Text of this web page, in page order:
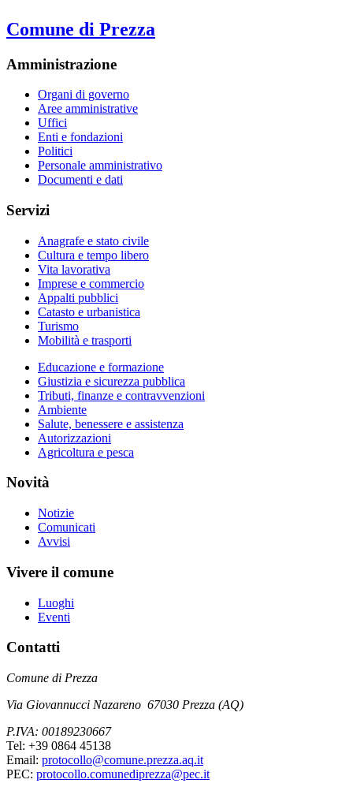
Comune di Prezza
Amministrazione
Organi di governo
Aree amministrative
Uffici
Enti e fondazioni
Politici
Personale amministrativo
Documenti e dati
Servizi
Anagrafe e stato civile
Cultura e tempo libero
Vita lavorativa
Imprese e commercio
Appalti pubblici
Catasto e urbanistica
Turismo
Mobilità e trasporti
Educazione e formazione
Giustizia e sicurezza pubblica
Tributi, finanze e contravvenzioni
Ambiente
Salute, benessere e assistenza
Autorizzazioni
Agricoltura e pesca
Novità
Notizie
Comunicati
Avvisi
Vivere il comune
Luoghi
Eventi
Contatti
Comune di Prezza
Via Giovannucci Nazareno 67030 Prezza (AQ)
P.IVA: 00189230667
Tel: +39 0864 45138
Email: protocollo@comune.prezza.aq.it
PEC: protocollo.comunediprezza@pec.it